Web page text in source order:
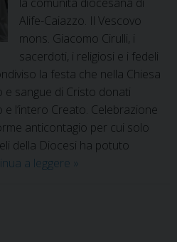
Alife-Caiazzo. Il Vescovo
mons. Giacomo Cirulli, i
sacerdoti, i religiosi e i fedeli
la festa che nella Chiesa
sangue di Cristo donati
e l’intero Creato. Celebrazione
anticontagio per cui solo
della Diocesi ha potuto
a leggere Corpus
»